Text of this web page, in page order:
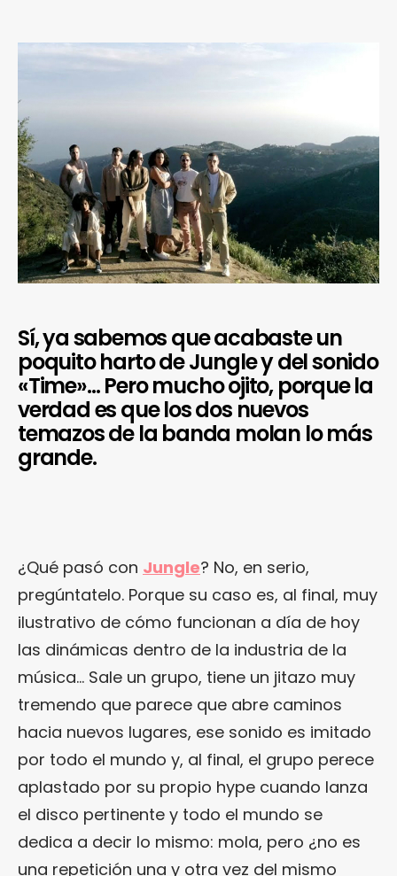
Sí, ya sabemos que acabaste un
poquito harto de Jungle y del sonido
«Time»… Pero mucho ojito, porque la
verdad es que los dos nuevos
temazos de la banda molan lo más
grande.
¿Qué pasó con Jungle? No, en serio,
pregúntatelo. Porque su caso es, al final, muy
ilustrativo de cómo funcionan a día de hoy
las dinámicas dentro de la industria de la
música… Sale un grupo, tiene un jitazo muy
tremendo que parece que abre caminos
hacia nuevos lugares, ese sonido es imitado
por todo el mundo y, al final, el grupo perece
aplastado por su propio hype cuando lanza
el disco pertinente y todo el mundo se
dedica a decir lo mismo: mola, pero ¿no es
una repetición una y otra vez del mismo
¿Te gusta fantasticmag.es?
Pues, ahora que esta web está inactiva,
puede interesarte que la aventura
continúa ensinceramente.cc.